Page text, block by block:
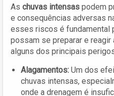
As chuvas intensas podem
e consequências adversas
esses riscos é fundamental
possam se preparar e reagir
alguns dos principais
Alagamentos: Um dos
chuvas intensas,
onde a drenagem é